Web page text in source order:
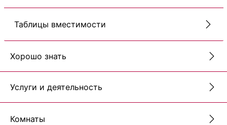
Таблицы вместимости
Хорошо знать
Услуги и деятельность
Комнаты